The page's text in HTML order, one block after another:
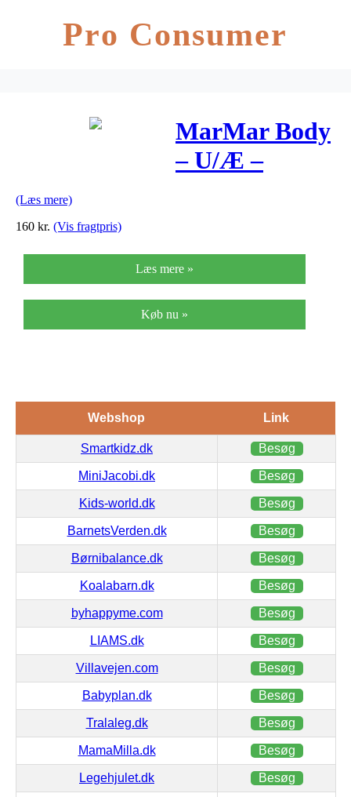
Pro Consumer
MarMar Body
– U/Æ –
(Læs mere)
160 kr. (Vis fragtpris)
Læs mere »
Køb nu »
Webshop Link
Smartkidz.dk Besøg
MiniJacobi.dk Besøg
Kids-world.dk Besøg
BarnetsVerden.dk Besøg
Børnibalance.dk Besøg
Koalabarn.dk Besøg
byhappyme.com Besøg
LIAMS.dk Besøg
Villavejen.com Besøg
Babyplan.dk Besøg
Tralaleg.dk Besøg
MamaMilla.dk Besøg
Legehjulet.dk Besøg